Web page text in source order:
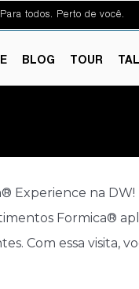
todos. Perto de você.
BLOG TOUR
Experience na
Formica®
Com essa visita,